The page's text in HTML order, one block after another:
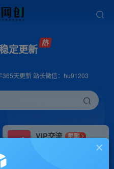
定更新
365天更新 站长微信：hu91203
VIP交流
群聊
研究探讨更多创业项目路子。